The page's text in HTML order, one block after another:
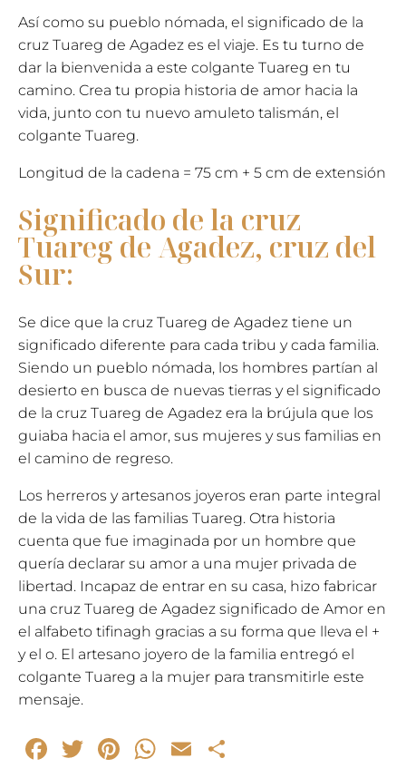
Así como su pueblo nómada, el significado de la
cruz Tuareg de Agadez es el viaje. Es tu turno de
dar la bienvenida a este colgante Tuareg en tu
camino. Crea tu propia historia de amor hacia la
vida, junto con tu nuevo amuleto talismán, el
colgante Tuareg.
Longitud de la cadena = 75 cm + 5 cm de extensión
Significado de la cruz
Tuareg de Agadez, cruz del
Sur:
Se dice que la cruz Tuareg de Agadez tiene un
significado diferente para cada tribu y cada familia.
Siendo un pueblo nómada, los hombres partían al
desierto en busca de nuevas tierras y el significado
de la cruz Tuareg de Agadez era la brújula que los
guiaba hacia el amor, sus mujeres y sus familias en
el camino de regreso.
Los herreros y artesanos joyeros eran parte integral
de la vida de las familias Tuareg. Otra historia
cuenta que fue imaginada por un hombre que
quería declarar su amor a una mujer privada de
libertad. Incapaz de entrar en su casa, hizo fabricar
una cruz Tuareg de Agadez significado de Amor en
el alfabeto tifinagh gracias a su forma que lleva el +
y el o. El artesano joyero de la familia entregó el
colgante Tuareg a la mujer para transmitirle este
mensaje.
Facebook
Twitter
Pinterest
WhatsApp
Email